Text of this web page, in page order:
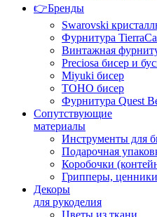
👉Бренды
Swarovski
Фурнитура
Винтажная
Preciosa бисер и
Miyuki бисер
TOHO бисер
Фурнитура Quest
Сопутствующие
материалы
Инструменты для
Подарочная
Коробочки
Грипперы,
Декоры
для рукоделия
Цветы из ткани